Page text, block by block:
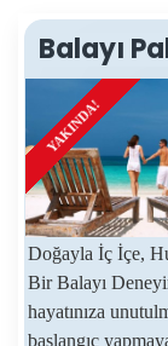
Balayı
KONAKLAMALI
YAKINDA!
Doğayla İç İçe,
Bir Balayı
hayatınıza
başlangıç